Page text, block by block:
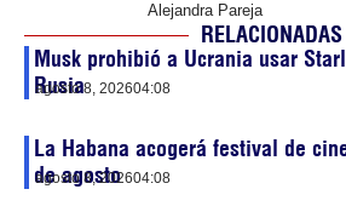
Alejandra Pareja
RELACIONADAS
Musk prohibió a Ucrania usar
Rusia
agosto 8, 202604:08
La Habana acogerá festival de
de agosto
agosto 8, 202604:08